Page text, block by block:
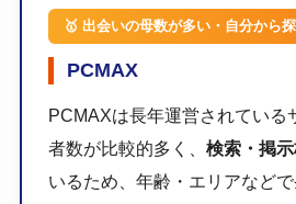
🥇 出会いの母数が多い・自分から
PCMAX
PCMAXは長年運営されている
者数が比較的多く、 検索・掲
いるため、年齢・エリアなど